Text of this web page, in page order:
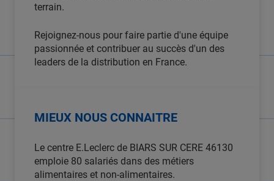
terrain.
Rejoignez-nous pour faire partie d'une équipe
passionnée et contribuer au succès d'un des
leaders de la distribution en France.
MIEUX NOUS CONNAITRE
Le centre E.Leclerc de BIARS SUR CERE 46130
emploie 80 salariés dans des métiers
alimentaires et non-alimentaires.